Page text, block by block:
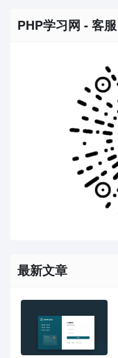
PHP学习网 - 客服
最新文章